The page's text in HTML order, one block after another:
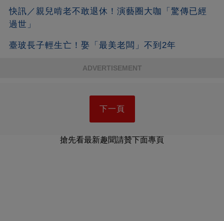
快訊／親兒啃老不敢退休！演藝圈大咖「驚傳已經
過世」
臺玻長子輕生亡！娶「最美老闆」不到2年
ADVERTISEMENT
下一頁
搶先看最新趣聞請贊下面專頁